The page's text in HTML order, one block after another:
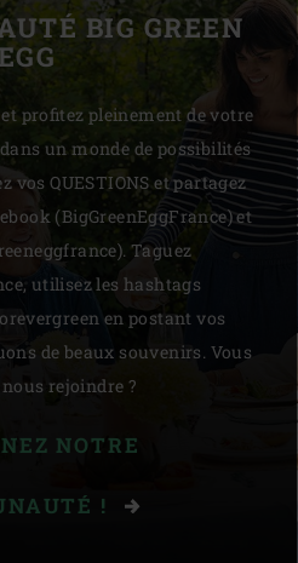
BIG GREEN
profitez pleinement de votre
un monde de possibilités
vos QUESTIONS et partagez
(BigGreenEggFrance) et
Taguez
utilisez les hashtags
en postant vos
de beaux souvenirs. Vous
rejoindre ?
NOTRE
!